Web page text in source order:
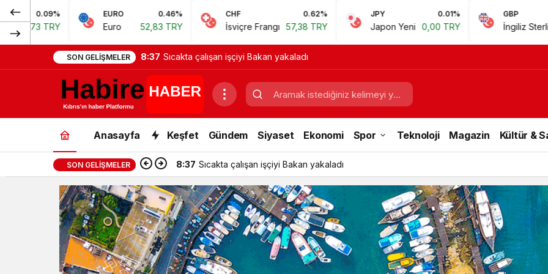
EURO 0.46%
Euro 52,83 TRY
CHF 0.62%
İsviçre Frangı 57,38 TRY
JPY 0.01%
Japon Yeni 0,00 TRY
GBP 0.67%
İngiliz Sterlini 60,81 TRY
SON GELIŞMELER 8:37 Sıcakta çalışan işçiyi Bakan yakaladı
Anasayfa Keşfet Gündem Siyaset Ekonomi Spor Teknoloji Magazin Kültür &
SON GELIŞMELER 8:37 Sıcakta çalışan işçiyi Bakan yakaladı